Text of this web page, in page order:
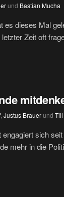
und Bastian Mucha
es dieses Mal
Zeit oft
, Justus Brauerund
engagiert sich
mehr in die